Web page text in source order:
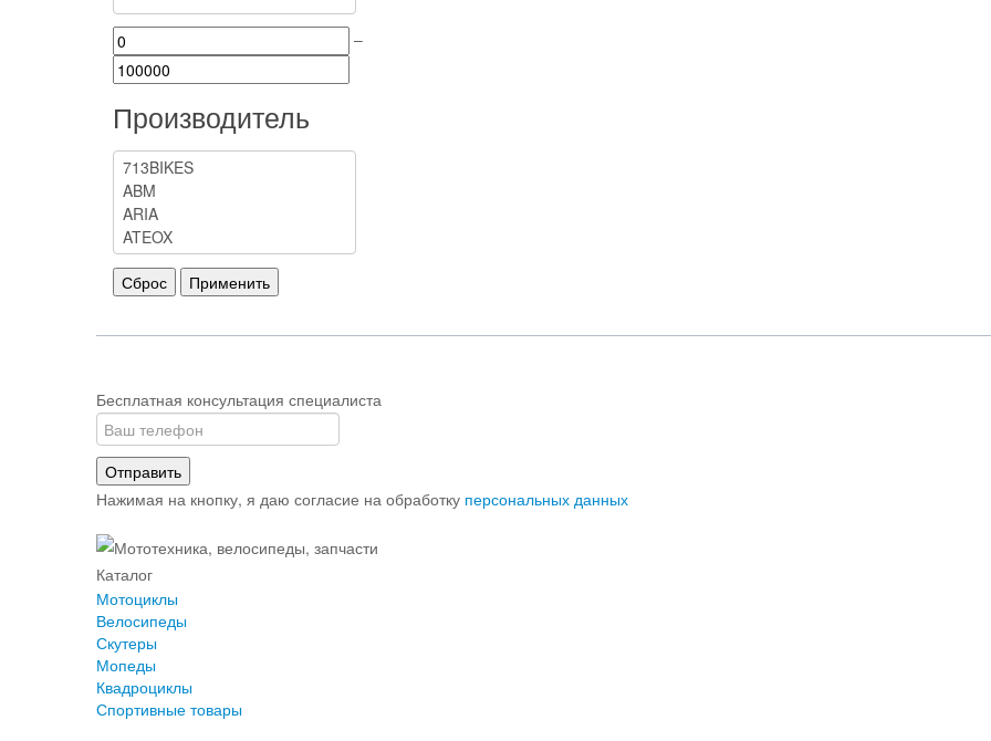
–
Производитель
Бесплатная консультация специалиста
Отправить
Нажимая на кнопку, я даю согласие на обработку персональных данных
Каталог
Мотоциклы
Велосипеды
Скутеры
Мопеды
Квадроциклы
Спортивные товары